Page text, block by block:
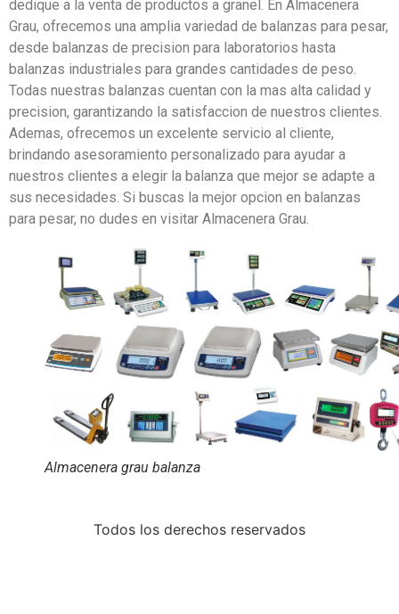
dedique a la venta de productos a granel. En Almacenera
Grau, ofrecemos una amplia variedad de balanzas para pesar,
desde balanzas de precision para laboratorios hasta
balanzas industriales para grandes cantidades de peso.
Todas nuestras balanzas cuentan con la mas alta calidad y
precision, garantizando la satisfaccion de nuestros clientes.
Ademas, ofrecemos un excelente servicio al cliente,
brindando asesoramiento personalizado para ayudar a
nuestros clientes a elegir la balanza que mejor se adapte a
sus necesidades. Si buscas la mejor opcion en balanzas
para pesar, no dudes en visitar Almacenera Grau.
Almacenera grau balanza
Todos los derechos reservados